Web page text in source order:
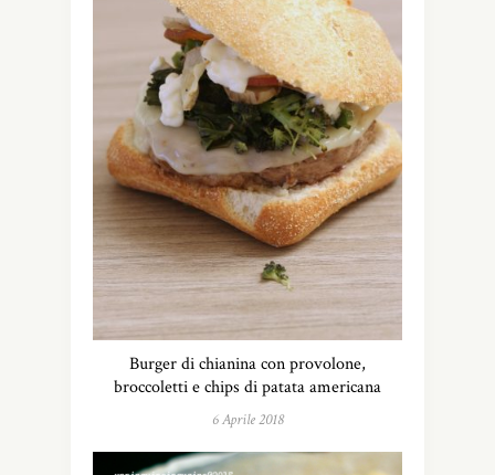
Burger di chianina con provolone,
broccoletti e chips di patata americana
6 Aprile 2018